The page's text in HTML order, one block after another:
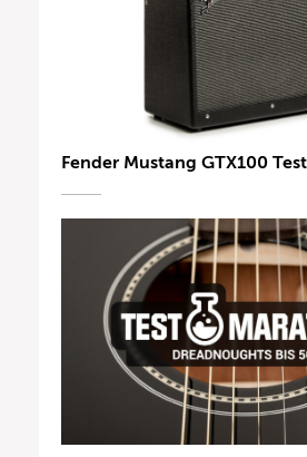
Fender Mustang GTX100 Test